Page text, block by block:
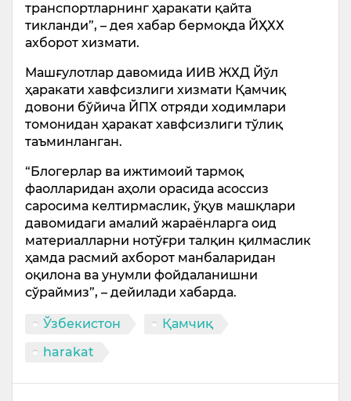
транспортларнинг ҳаракати қайта
тикланди”, – дея хабар бермоқда ЙҲХХ
ахборот хизмати.
Машғулотлар давомида ИИВ ЖХД Йўл
ҳаракати хавфсизлиги хизмати Қамчиқ
довони бўйича ЙПХ отряди ходимлари
томонидан ҳаракат хавфсизлиги тўлиқ
таъминланган.
“Блогерлар ва ижтимоий тармоқ
фаолларидан аҳоли орасида асоссиз
саросима келтирмаслик, ўқув машқлари
давомидаги амалий жараёнларга оид
материалларни нотўғри талқин қилмаслик
ҳамда расмий ахборот манбаларидан
оқилона ва унумли фойдаланишни
сўраймиз”, – дейилади хабарда.
Ўзбекистон
Қамчиқ
harakat